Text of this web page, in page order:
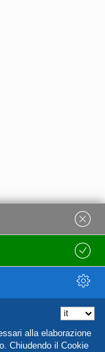
alla elaborazione
Chiudendo il Cookie